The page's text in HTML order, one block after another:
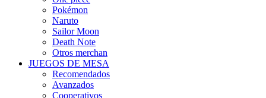
Pokémon
Naruto
Sailor Moon
Death Note
Otros merchan
JUEGOS DE MESA
Recomendados
Avanzados
Cooperativos